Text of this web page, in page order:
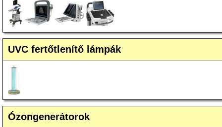
UVC fertőtlenítő lámpák
Ózongenerátorok